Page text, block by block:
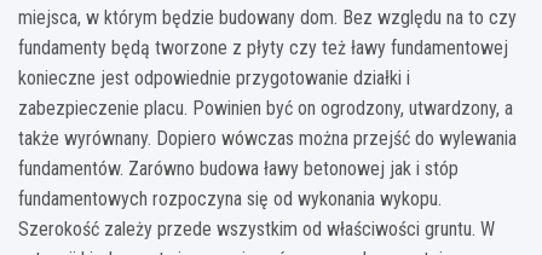
miejsca, w którym będzie budowany dom. Bez względu na to czy
fundamenty będą tworzone z płyty czy też ławy fundamentowej
konieczne jest odpowiednie przygotowanie działki i
zabezpieczenie placu. Powinien być on ogrodzony, utwardzony, a
także wyrównany. Dopiero wówczas można przejść do wylewania
fundamentów. Zarówno budowa ławy betonowej jak i stóp
fundamentowych rozpoczyna się od wykonania wykopu.
Szerokość zależy przede wszystkim od właściwości gruntu. W